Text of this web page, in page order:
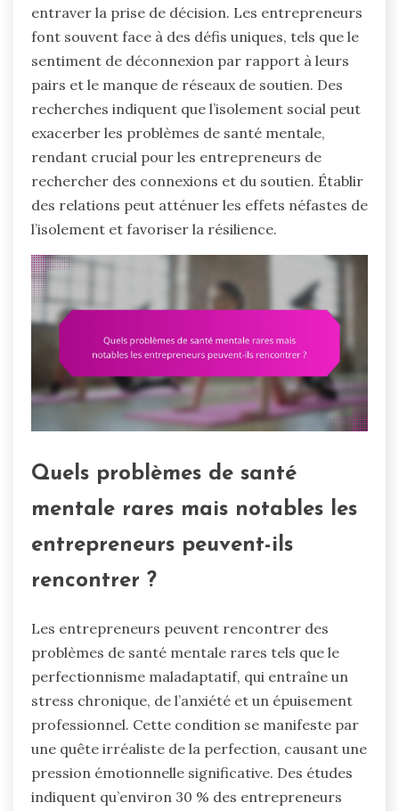
entraver la prise de décision. Les entrepreneurs
font souvent face à des défis uniques, tels que le
sentiment de déconnexion par rapport à leurs
pairs et le manque de réseaux de soutien. Des
recherches indiquent que l’isolement social peut
exacerber les problèmes de santé mentale,
rendant crucial pour les entrepreneurs de
rechercher des connexions et du soutien. Établir
des relations peut atténuer les effets néfastes de
l’isolement et favoriser la résilience.
Quels problèmes de santé
mentale rares mais notables les
entrepreneurs peuvent-ils
rencontrer ?
Les entrepreneurs peuvent rencontrer des
problèmes de santé mentale rares tels que le
perfectionnisme maladaptatif, qui entraîne un
stress chronique, de l’anxiété et un épuisement
professionnel. Cette condition se manifeste par
une quête irréaliste de la perfection, causant une
pression émotionnelle significative. Des études
indiquent qu’environ 30 % des entrepreneurs